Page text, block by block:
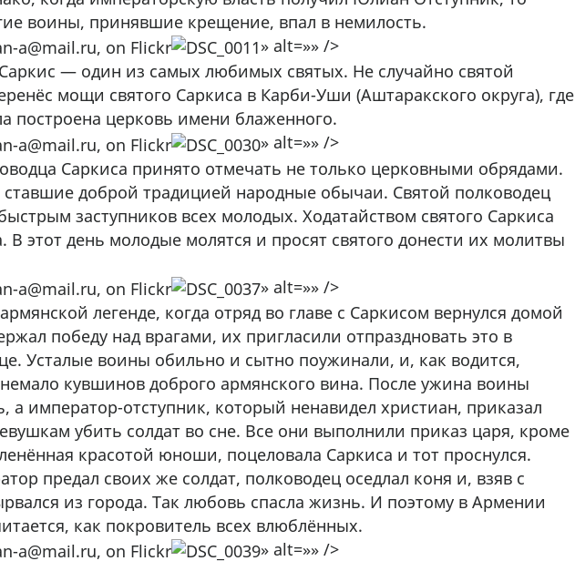
воины, принявшие крещение, впал в немилость.
» alt=»» />
— один из самых любимых святых. Не случайно святой
мощи святого Саркиса в Карби-Уши (Аштаракского округа), где
построена церковь имени блаженного.
» alt=»» />
Саркиса принято отмечать не только церковными обрядами.
доброй традицией народные обычаи. Святой полководец
заступников всех молодых. Ходатайством святого Саркиса
В этот день молодые молятся и просят святого донести их молитвы
» alt=»» />
легенде, когда отряд во главе с Саркисом вернулся домой
победу над врагами, их пригласили отпраздновать это в
Усталые воины обильно и сытно поужинали, и, как водится,
кувшинов доброго армянского вина. После ужина воины
а император-отступник, который ненавидел христиан, приказал
убить солдат во сне. Все они выполнили приказ царя, кроме
красотой юноши, поцеловала Саркиса и тот проснулся.
предал своих же солдат, полководец оседлал коня и, взяв с
из города. Так любовь спасла жизнь. И поэтому в Армении
как покровитель всех влюблённых.
» alt=»» />